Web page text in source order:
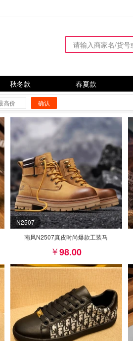
秋冬款 春夏款
确认
N2507
南风N2507真皮时尚爆款工装马
98.00